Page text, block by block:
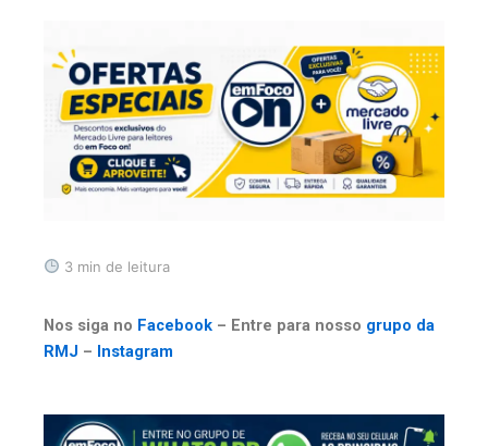
3 min de leitura
Nos siga no Facebook – Entre para nosso grupo da
RMJ – Instagram